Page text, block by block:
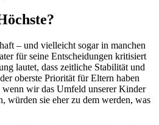
– und vielleicht sogar in manchen
für seine Entscheidungen kritisiert
lautet, dass zeitliche Stabilität und
oberste Priorität für Eltern haben
wir das Umfeld unserer Kinder
würden sie eher zu dem werden, was